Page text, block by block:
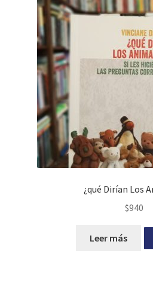
¿qué Dirían Los
$940
Leer más